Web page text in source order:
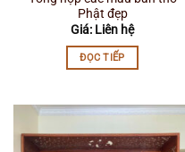
Phật đẹp
Giá: Liên hệ
ĐỌC TIẾP